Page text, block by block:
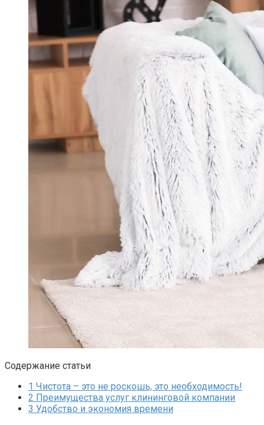
Содержание статьи
1 Чистота – это не роскошь, это необходимость!
2 Преимущества услуг клининговой компании
3 Удобство и экономия времени